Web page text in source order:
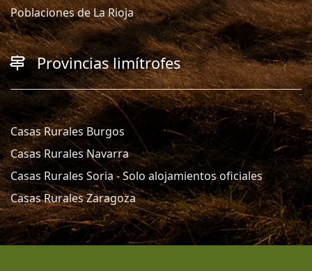
Poblaciones de La Rioja
Provincias limítrofes
Casas Rurales Burgos
Casas Rurales Navarra
Casas Rurales Soria - Solo alojamientos oficiales
Casas Rurales Zaragoza